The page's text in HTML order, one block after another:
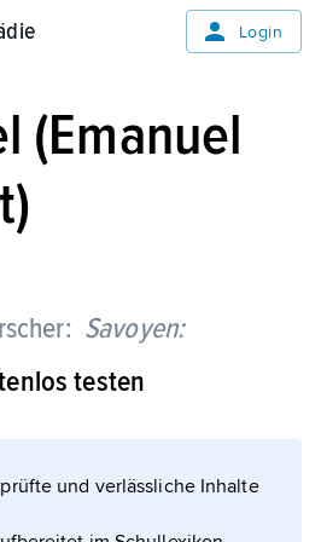
Login
(Emanuel
Savoyen:
Herzog von
seines Landes durch
in den Dienst Kaiser
testen
und verlässliche Inhalte